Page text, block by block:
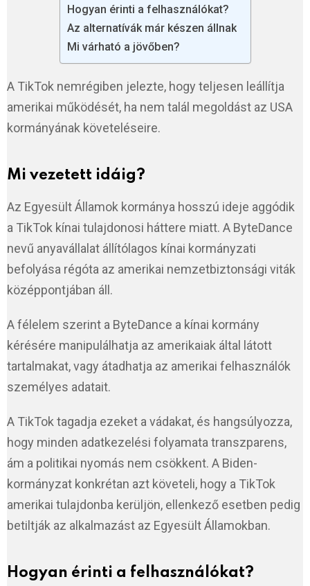
Hogyan érinti a felhasználókat?
Az alternatívák már készen állnak
Mi várható a jövőben?
A TikTok nemrégiben jelezte, hogy teljesen leállítja
amerikai működését, ha nem talál megoldást az USA
kormányának követeléseire.
Mi vezetett idáig?
Az Egyesült Államok kormánya hosszú ideje aggódik
a TikTok kínai tulajdonosi háttere miatt. A ByteDance
nevű anyavállalat állítólagos kínai kormányzati
befolyása régóta az amerikai nemzetbiztonsági viták
középpontjában áll.
A félelem szerint a ByteDance a kínai kormány
kérésére manipulálhatja az amerikaiak által látott
tartalmakat, vagy átadhatja az amerikai felhasználók
személyes adatait.
A TikTok tagadja ezeket a vádakat, és hangsúlyozza,
hogy minden adatkezelési folyamata transzparens,
ám a politikai nyomás nem csökkent. A Biden-
kormányzat konkrétan azt követeli, hogy a TikTok
amerikai tulajdonba kerüljön, ellenkező esetben pedig
betiltják az alkalmazást az Egyesült Államokban.
Hogyan érinti a felhasználókat?